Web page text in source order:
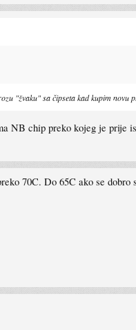
"žvaku" sa čipseta kad kupim novu
NB chip preko kojeg je
70C. Do 65C ako se